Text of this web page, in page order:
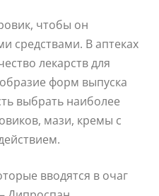
чтобы он
средствами. В аптеках
лекарств для
форм выпуска
выбрать наиболее
мази, кремы с
вводятся в очаг